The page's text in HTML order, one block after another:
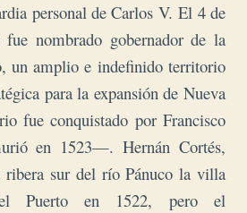
personal de Carlos V.El 4 de
nombrado gobernador de la
un amplio e indefinido territorio
para la expansión de Nueva
fue conquistado por Francisco
en 1523—. Hernán Cortés,
ribera sur del río Pánuco la villa
Puerto en 1522, pero el